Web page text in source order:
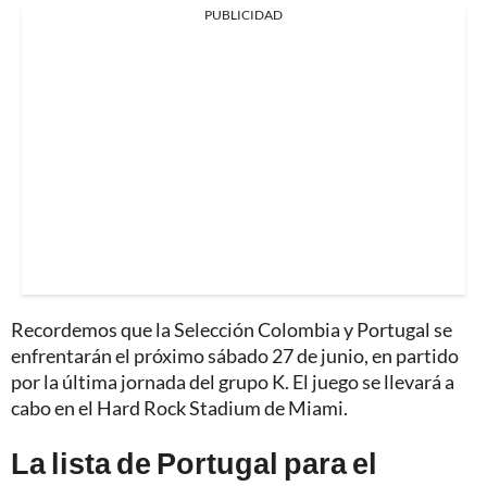
PUBLICIDAD
Recordemos que la Selección Colombia y Portugal se
enfrentarán el próximo sábado 27 de junio, en partido
por la última jornada del grupo K. El juego se llevará a
cabo en el Hard Rock Stadium de Miami.
La lista de Portugal para el